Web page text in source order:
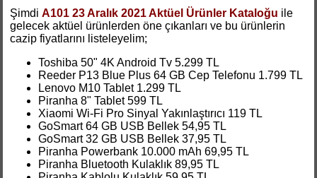
ŞimdiA101 23 Aralık 2021 Aktüel Ürünler Kataloğu ile
gelecek aktüel ürünlerden öne çıkanları ve bu ürünlerin
cazip fiyatlarını listeleyelim;
Toshiba 50" 4K Android Tv 5.299 TL
Reeder P13 Blue Plus 64 GB Cep Telefonu 1.799 TL
Lenovo M10 Tablet 1.299 TL
Piranha 8" Tablet 599 TL
Xiaomi Wi-Fi Pro Sinyal Yakınlaştırıcı 119 TL
GoSmart 64 GB USB Bellek 54,95 TL
GoSmart 32 GB USB Bellek 37,95 TL
Piranha Powerbank 10.000 mAh 69,95 TL
Piranha Bluetooth Kulaklık 89,95 TL